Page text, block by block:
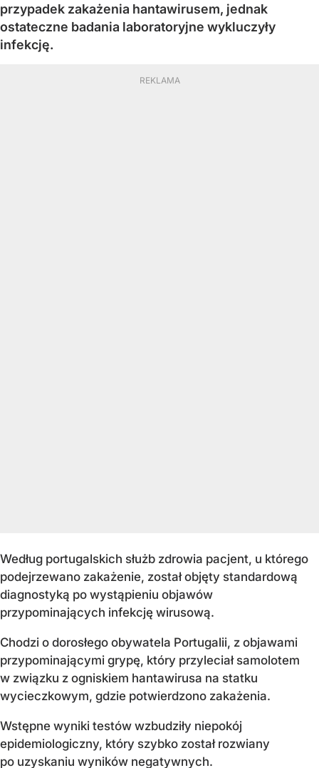
przypadek zakażenia hantawirusem, jednak
ostateczne badania laboratoryjne wykluczyły
infekcję.
Według portugalskich służb zdrowia pacjent, u którego
podejrzewano zakażenie, został objęty standardową
diagnostyką po wystąpieniu objawów
przypominających infekcję wirusową.
Chodzi o dorosłego obywatela Portugalii, z objawami
przypominającymi grypę, który przyleciał samolotem
w związku z ogniskiem hantawirusa na statku
wycieczkowym, gdzie potwierdzono zakażenia.
Wstępne wyniki testów wzbudziły niepokój
epidemiologiczny, który szybko został rozwiany
po uzyskaniu wyników negatywnych.